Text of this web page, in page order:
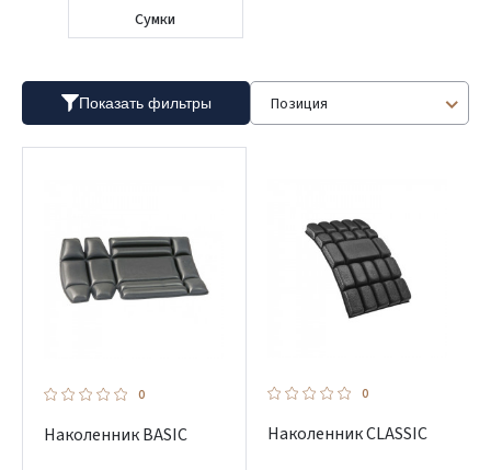
Сумки
Показать фильтры Позиция
0
Hаколенник BASIC
0
Hаколенник CLASSIC